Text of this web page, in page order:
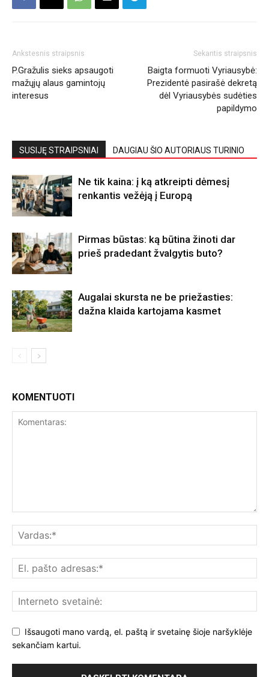
Ankstesnis straipsnis
P.Gražulis sieks apsaugoti
mažųjų alaus gamintojų
interesus
Sekantis straipsnis
Baigta formuoti Vyriausybė:
Prezidentė pasirašė dekretą
dėl Vyriausybės sudėties
papildymo
SUSIJĘ STRAIPSNIAI DAUGIAU ŠIO AUTORIAUS TURINIO
Ne tik kaina: į ką atkreipti dėmesį
renkantis vežėją į Europą
Pirmas būstas: ką būtina žinoti dar
prieš pradedant žvalgytis buto?
Augalai skursta ne be priežasties:
dažna klaida kartojama kasmet
KOMENTUOTI
Išsaugoti mano vardą, el. paštą ir svetainę šioje naršyklėje
sekančiam kartui.